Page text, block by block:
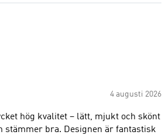
4 augusti 2026
hög kvalitet – lätt, mjukt och skönt
är fantastisk